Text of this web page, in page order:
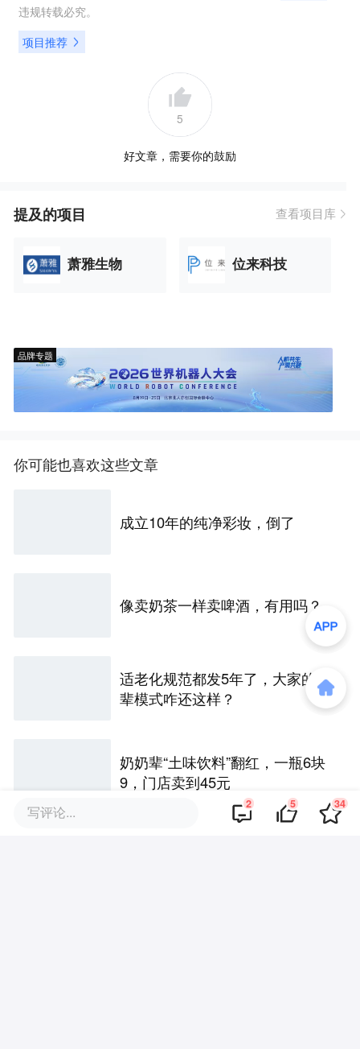
违规转载必究。
项目推荐
5
好文章，需要你的鼓励
提及的项目 查看项目库
萧雅生物 位来科技
品牌专题
你可能也喜欢这些文章
成立10年的纯净彩妆，倒了
像卖奶茶一样卖啤酒，有用吗？
适老化规范都发5年了，大家的长
辈模式咋还这样？
奶奶辈“土味饮料”翻红，一瓶6块
9，门店卖到45元
写评论... 2 5 34